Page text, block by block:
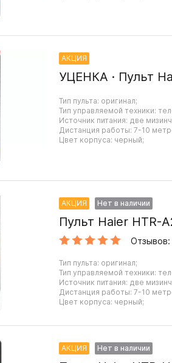
АКЦИЯ
УЦЕНКА · Пульт
Тип пульта: оригинал;
Тип управляемой техники:
Источник питания: две
Дистанция работы: 7-10
Цвет корпуса: черный;
АКЦИЯ Нет в наличии
Пульт Haier HTR-
Отзывов:
Тип пульта: оригинал;
Тип управляемой техники:
Источник питания: две
Дистанция работы: 7-10
Цвет корпуса: черный;
АКЦИЯ Нет в наличии